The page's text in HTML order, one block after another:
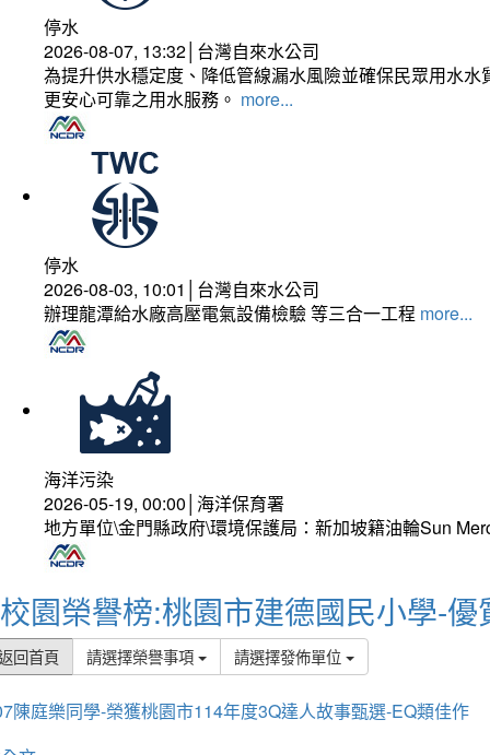
停水
2026-08-07, 13:32│台灣自來水公司
為提升供水穩定度、降低管線漏水風險並確保民眾用水
更安心可靠之用水服務。 more...
停水
2026-08-03, 10:01│台灣自來水公司
辦理龍潭給水廠高壓電氣設備檢驗 等三合一工程 more...
海洋污染
2026-05-19, 00:00│海洋保育署
地方單位\金門縣政府\環境保護局：新加坡籍油輪Sun
校園榮譽榜:桃園市建德國民小學-優
回首頁 請選擇榮譽事項 請選擇發佈單位
陳庭樂同學-榮獲桃園市114年度3Q達人故事甄選-EQ類佳作